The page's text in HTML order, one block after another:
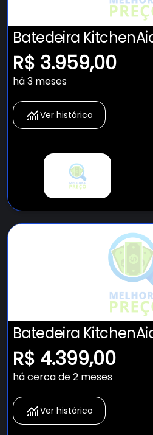
Batedeira
- KEC66AV
R$ 3.959,00
há 3 meses
Ver histórico
Batedeira
- KEC66AV
R$ 4.399,00
há cerca de 2 meses
Ver histórico